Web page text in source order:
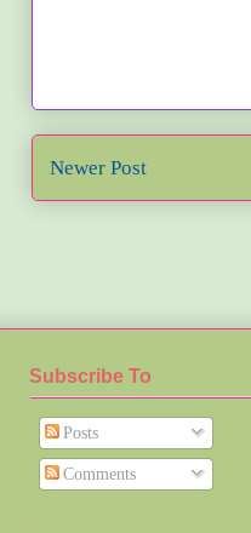
Newer Post
Subscribe To
Posts
Comments